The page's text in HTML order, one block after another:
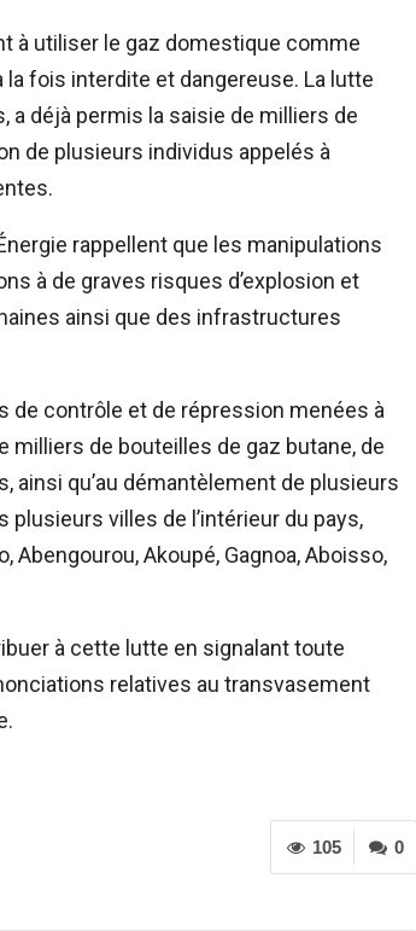
à utiliser le gaz domestique comme
fois interdite et dangereuse. La lutte
a déjà permis la saisie de milliers de
de plusieurs individus appelés à
rappellent que les manipulations
à de graves risques d’explosion et
ainsi que des infrastructures
de contrôle et de répression menées à
milliers de bouteilles de gaz butane, de
qu’au démantèlement de plusieurs
villes de l’intérieur du pays,
Abengourou, Akoupé, Gagnoa, Aboisso,
à cette lutte en signalant toute
relatives au transvasement
0
105